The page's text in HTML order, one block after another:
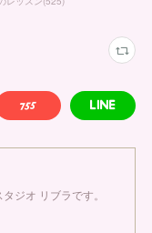
ジオ リブラです。